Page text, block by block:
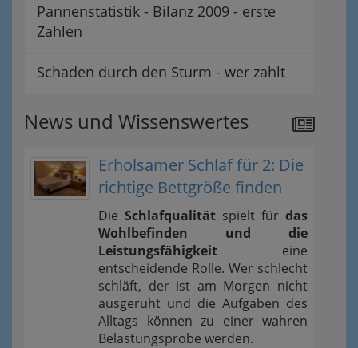
Pannenstatistik - Bilanz 2009 - erste
Zahlen
Schaden durch den Sturm - wer zahlt
News und Wissenswertes
Erholsamer Schlaf für 2: Die
richtige Bettgröße finden
Die Schlafqualität spielt für das
Wohlbefinden und die
Leistungsfähigkeit eine
entscheidende Rolle. Wer schlecht
schläft, der ist am Morgen nicht
ausgeruht und die Aufgaben des
Alltags können zu einer wahren
Belastungsprobe werden.